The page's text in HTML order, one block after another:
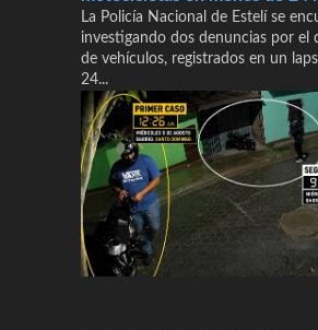
La Policía Nacional de Estelí se
investigando dos denuncias por el
de vehículos, registrados en un
24...